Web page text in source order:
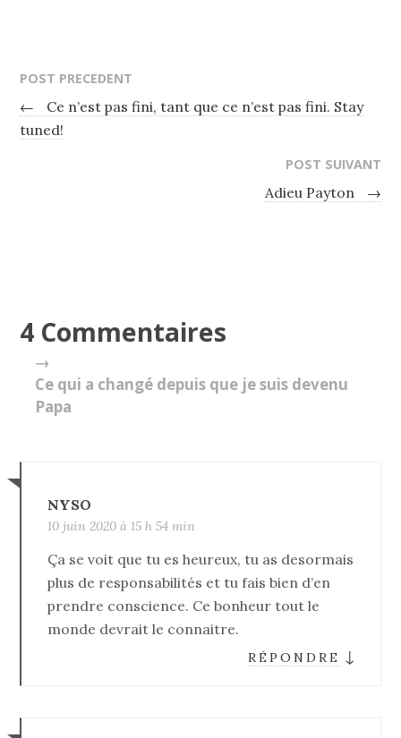
POST PRECEDENT
←
Ce n’est pas fini, tant que ce n’est pas fini. Stay
tuned!
POST SUIVANT
Adieu Payton →
4 Commentaires
→
Ce qui a changé depuis que je suis devenu
Papa
NYSO
10 juin 2020 à 15 h 54 min
Ça se voit que tu es heureux, tu as desormais
plus de responsabilités et tu fais bien d’en
prendre conscience. Ce bonheur tout le
monde devrait le connaitre.
RÉPONDRE ↓